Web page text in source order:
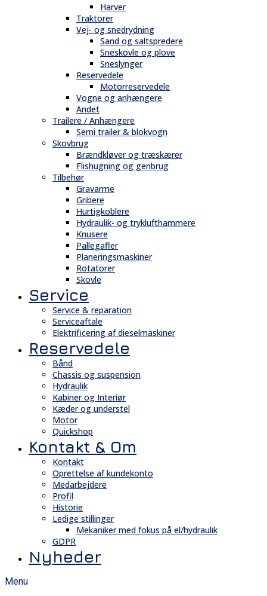
Harver
Traktorer
Vej- og snedrydning
Sand og saltspredere
Sneskovle og plove
Sneslynger
Reservedele
Motorreservedele
Vogne og anhængere
Andet
Trailere / Anhængere
Semi trailer & blokvogn
Skovbrug
Brændkløver og træskærer
Flishugning og genbrug
Tilbehør
Gravarme
Gribere
Hurtigkoblere
Hydraulik- og tryklufthammere
Knusere
Pallegafler
Planeringsmaskiner
Rotatorer
Skovle
Service
Service & reparation
Serviceaftale
Elektrificering af dieselmaskiner
Reservedele
Bånd
Chassis og suspension
Hydraulik
Kabiner og Interiør
Kæder og understel
Motor
Quickshop
Kontakt & Om
Kontakt
Oprettelse af kundekonto
Medarbejdere
Profil
Historie
Ledige stillinger
Mekaniker med fokus på el/hydraulik
GDPR
Nyheder
Menu